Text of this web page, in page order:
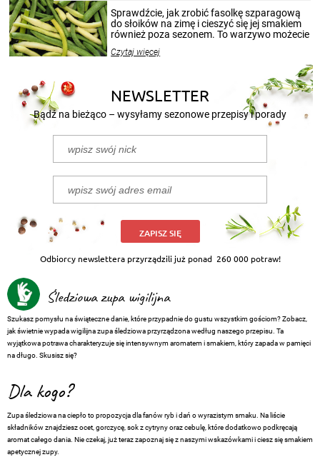
patenty, które pozwolą zachować świeżość
przetworów.
Sprawdźcie, jak zrobić fasolkę szparagową
do słoików na zimę i cieszyć się jej smakiem
również poza sezonem. To warzywo możecie
nasze propozycje!
Czytaj więcej
NEWSLETTER
Bądź na bieżąco – wysyłamy sezonowe przepisy i porady
ZAPISZ SIĘ
Odbiorcy newslettera przyrządzili już ponad 260 000 potraw!
Śledziowa zupa wigilijna
Szukasz pomysłu na świąteczne danie, które przypadnie do gustu wszystkim gościom? Zobacz,
jak świetnie wypada wigilijna zupa śledziowa przyrządzona według naszego przepisu. Ta
wyjątkowa potrawa charakteryzuje się intensywnym aromatem i smakiem, który zapada w pamięci
na długo. Skusisz się?
Dla kogo?
Zupa śledziowa na ciepło to propozycja dla fanów ryb i dań o wyrazistym smaku. Na liście
składników znajdziesz ocet, gorczycę, sok z cytryny oraz cebulę, które dodatkowo podkręcają
aromat całego dania. Nie czekaj, już teraz zapoznaj się z naszymi wskazówkami i ciesz się smakiem
apetycznej zupy.